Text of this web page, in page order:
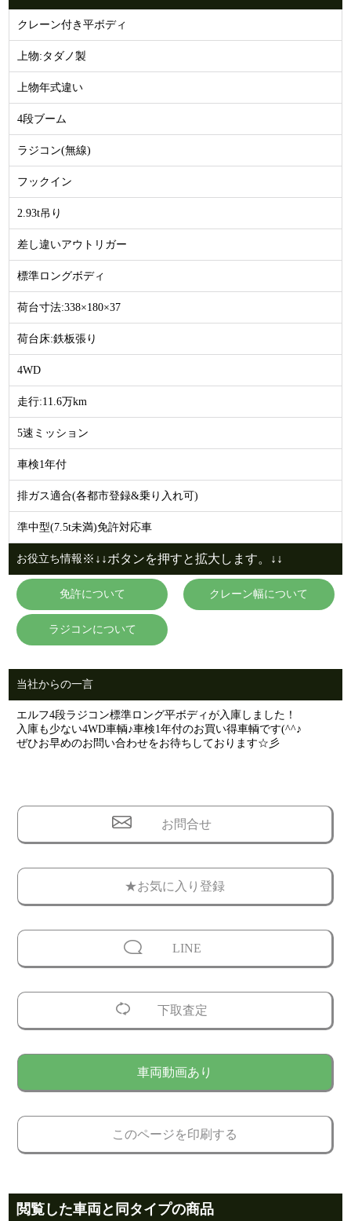
クレーン付き平ボディ
上物:タダノ製
上物年式違い
4段ブーム
ラジコン(無線)
フックイン
2.93t吊り
差し違いアウトリガー
標準ロングボディ
荷台寸法:338×180×37
荷台床:鉄板張り
4WD
走行:11.6万km
5速ミッション
車検1年付
排ガス適合(各都市登録&乗り入れ可)
準中型(7.5t未満)免許対応車
お役立ち情報 ※↓↓ボタンを押すと拡大します。↓↓
免許について クレーン幅について
ラジコンについて
当社からの一言
エルフ4段ラジコン標準ロング平ボディが入庫しました！
入庫も少ない4WD車輌♪車検1年付のお買い得車輌です(^^♪
ぜひお早めのお問い合わせをお待ちしております☆彡
お問合せ
★お気に入り登録
LINE
下取査定
車両動画あり
このページを印刷する
閲覧した車両と同タイプの商品